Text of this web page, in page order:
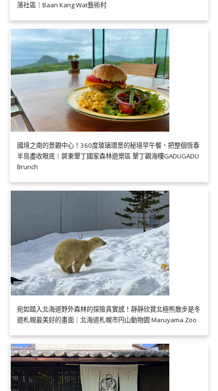
落社區｜Baan Kang Wat藝術村
國境之南的景觀中心！360度玻璃環景的秘境早午餐，把整個恆春
半島盡收眼底｜屏東墾丁國家森林遊樂區 墾丁觀海樓GADUGADU
Brunch
宛如踏入北海道野外森林的探險真實感！靜靜欣賞北極熊散步是冬
遊札幌最美好的畫面｜北海道札幌市円山動物園 Maruyama Zoo